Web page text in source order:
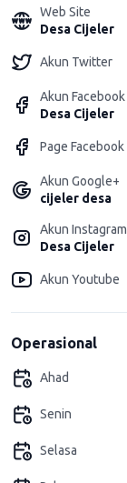
Web Site
Desa Cijeler
Akun Twitter
Akun Facebook
Desa Cijeler
Page Facebook
Akun Google+
cijeler desa
Akun Instagram
Desa Cijeler
Akun Youtube
Operasional
Ahad
Senin
Selasa